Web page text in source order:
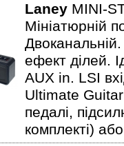
Laney MINI-
Мініатюрній
ефект ділей.
AUX in. LSI
Ultimate Guitar
педалі,
комплекті)